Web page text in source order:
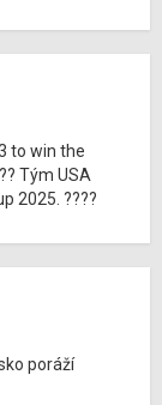
to win the
Tým USA
2025. ????
poráží